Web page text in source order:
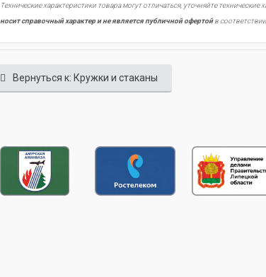
Технические характеристики товара могут отличаться, уточняйте
носит справочный характер и не является публичной офертойв
Вернуться к: Кружки и стаканы